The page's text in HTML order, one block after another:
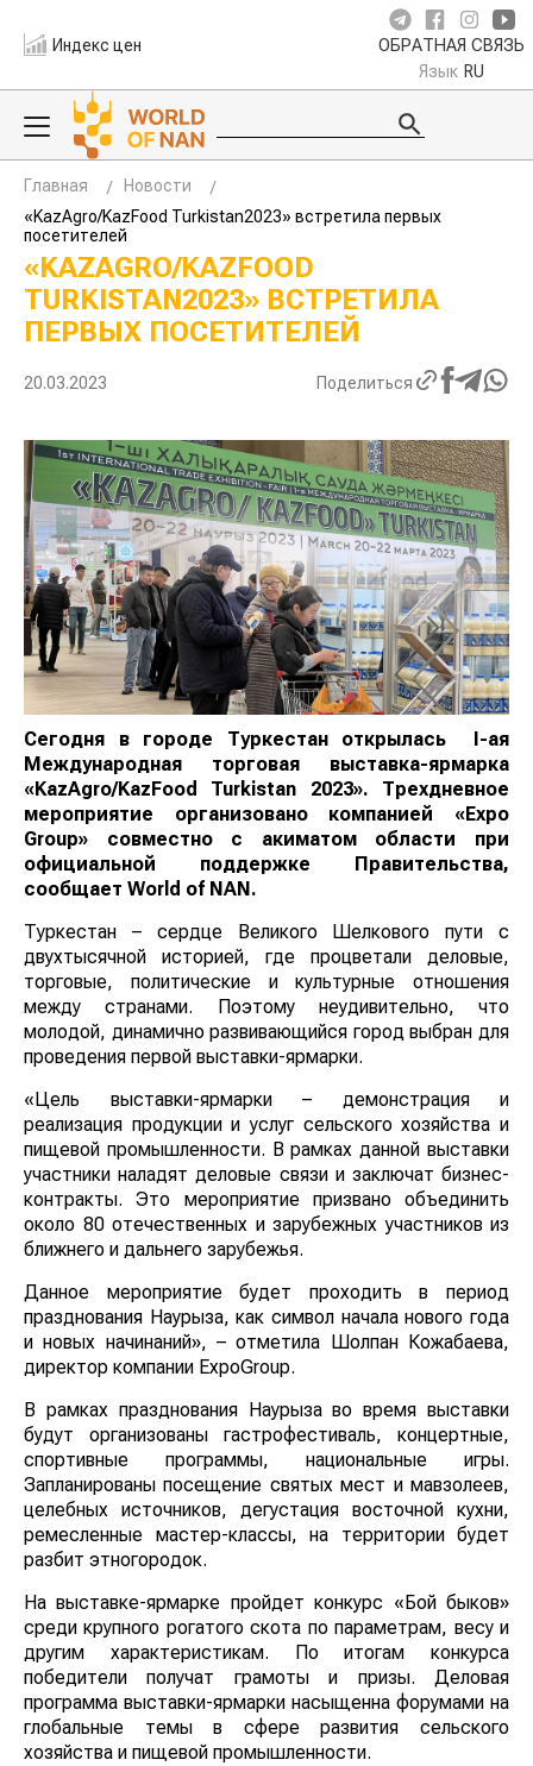
Индекс цен ОБРАТНАЯ СВЯЗЬ
Язык RU
Главная
Новости
«KazAgro/KazFood Turkistan2023» встретила первых
посетителей
«KAZAGRO/KAZFOOD
TURKISTAN2023» ВСТРЕТИЛА
ПЕРВЫХ ПОСЕТИТЕЛЕЙ
20.03.2023 Поделиться
Сегодня в городе Туркестан открылась
-ая
Международная торговая выставка-ярмарка
«KazAgro/KazFood Turkistan 2023». Трехдневное
мероприятие организовано компанией «Expo
Group» совместно с акиматом области при
официальной поддержке Правительства,
сообщает World of NAN .
Туркестан – сердце Великого Шелкового пути с
двухтысячной историей, где процветали деловые,
торговые, политические и культурные отношения
между странами. Поэтому неудивительно, что
молодой, динамично развивающийся город выбран для
проведения первой выставки-ярмарки.
«Цель выставки-ярмарки – демонстрация и
реализация продукции и услуг сельского хозяйства и
пищевой промышленности. В рамках данной выставки
участники наладят деловые связи и заключат бизнес-
контракты. Это мероприятие призвано объединить
около 80 отечественных и зарубежных участников из
ближнего и дальнего зарубежья.
Данное мероприятие будет проходить в период
празднования Наурыза, как символ начала нового года
и новых начинаний», – отметила Шолпан Кожабаева,
директор компании ExpoGroup.
В рамках празднования Наурыза во время выставки
будут организованы гастрофестиваль, концертные,
спортивные программы, национальные игры.
Запланированы посещение святых мест и мавзолеев,
целебных источников, дегустация восточной кухни,
ремесленные мастер-классы, на территории будет
разбит этногородок.
На выставке-ярмарке пройдет конкурс «Бой быков»
среди крупного рогатого скота по параметрам, весу и
другим характеристикам. По итогам конкурса
победители получат грамоты и призы. Деловая
программа выставки-ярмарки насыщенна форумами на
глобальные темы в сфере развития сельского
хозяйства и пищевой промышленности.